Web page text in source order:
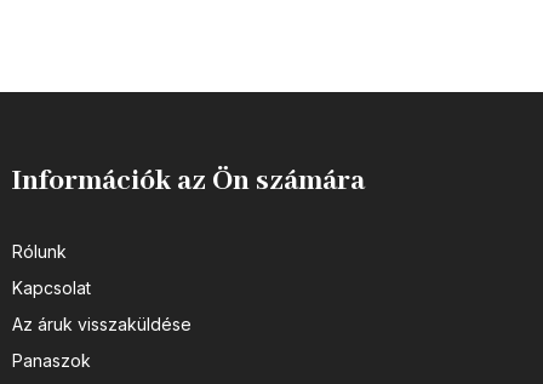
Információk az Ön számára
Rólunk
Kapcsolat
Az áruk visszaküldése
Panaszok